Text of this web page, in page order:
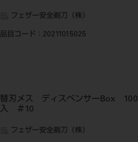
フェザー安全剃刀（株）
品目コード ：20211015025
替刃メス ディスペンサーBox 100
入 ＃10
フェザー安全剃刀（株）